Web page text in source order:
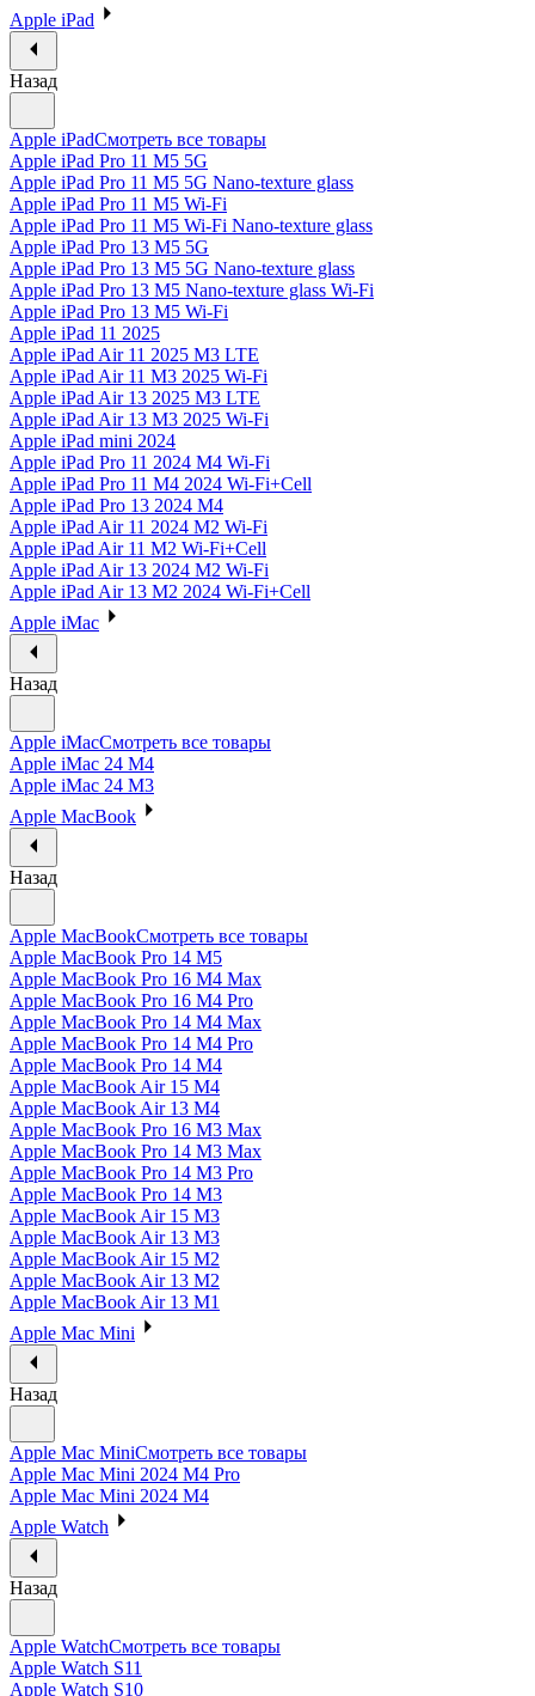
Apple iPad
Назад
Apple iPadСмотреть все товары
Apple iPad Pro 11 M5 5G
Apple iPad Pro 11 M5 5G Nano-texture glass
Apple iPad Pro 11 M5 Wi-Fi
Apple iPad Pro 11 M5 Wi-Fi Nano-texture glass
Apple iPad Pro 13 M5 5G
Apple iPad Pro 13 M5 5G Nano-texture glass
Apple iPad Pro 13 M5 Nano-texture glass Wi-Fi
Apple iPad Pro 13 M5 Wi-Fi
Apple iPad 11 2025
Apple iPad Air 11 2025 M3 LTE
Apple iPad Air 11 M3 2025 Wi-Fi
Apple iPad Air 13 2025 M3 LTE
Apple iPad Air 13 M3 2025 Wi-Fi
Apple iPad mini 2024
Apple iPad Pro 11 2024 M4 Wi-Fi
Apple iPad Pro 11 M4 2024 Wi-Fi+Cell
Apple iPad Pro 13 2024 M4
Apple iPad Air 11 2024 M2 Wi-Fi
Apple iPad Air 11 M2 Wi-Fi+Cell
Apple iPad Air 13 2024 M2 Wi-Fi
Apple iPad Air 13 M2 2024 Wi-Fi+Cell
Apple iMac
Назад
Apple iMacСмотреть все товары
Apple iMac 24 M4
Apple iMac 24 M3
Apple MacBook
Назад
Apple MacBookСмотреть все товары
Apple MacBook Pro 14 M5
Apple MacBook Pro 16 M4 Max
Apple MacBook Pro 16 M4 Pro
Apple MacBook Pro 14 M4 Max
Apple MacBook Pro 14 M4 Pro
Apple MacBook Pro 14 M4
Apple MacBook Air 15 M4
Apple MacBook Air 13 M4
Apple MacBook Pro 16 M3 Max
Apple MacBook Pro 14 M3 Max
Apple MacBook Pro 14 M3 Pro
Apple MacBook Pro 14 M3
Apple MacBook Air 15 M3
Apple MacBook Air 13 M3
Apple MacBook Air 15 M2
Apple MacBook Air 13 M2
Apple MacBook Air 13 M1
Apple Mac Mini
Назад
Apple Mac MiniСмотреть все товары
Apple Mac Mini 2024 M4 Pro
Apple Mac Mini 2024 M4
Apple Watch
Назад
Apple WatchСмотреть все товары
Apple Watch S11
Apple Watch S10